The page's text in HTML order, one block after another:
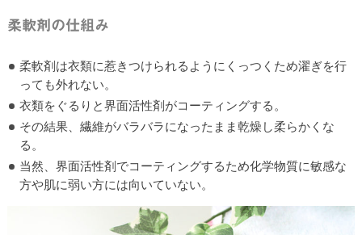
柔軟剤の仕組み
柔軟剤は衣類に惹きつけられるようにくっつくため濯ぎを行
っても外れない。
衣類をぐるりと界面活性剤がコーティングする。
その結果、繊維がバラバラになったまま乾燥し柔らかくな
る。
当然、界面活性剤でコーティングするため化学物質に敏感な
方や肌に弱い方には向いていない。